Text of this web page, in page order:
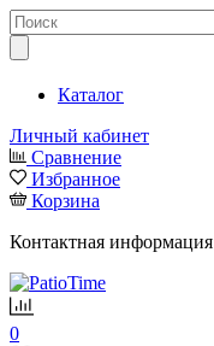
Каталог
Личный кабинет
Сравнение
Избранное
Корзина
Контактная информация
0